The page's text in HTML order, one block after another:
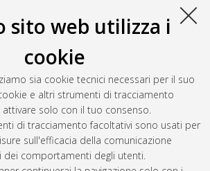
sito web utilizza i
cookie
sia cookie tecnici necessari per il suo
e altri strumenti di tracciamento
solo con il tuo consenso.
di tracciamento facoltativi sono usati per
sull'efficacia della comunicazione
dei comportamenti degli utenti.
Study of low grade temperature
realization of zero power buildings
Alma Mater Studiorum Università di
ricerca inMeccanica e scienze
, 35 Ciclo. DOI
10628.
generata il Wed Aug 5 20:46:04 2026